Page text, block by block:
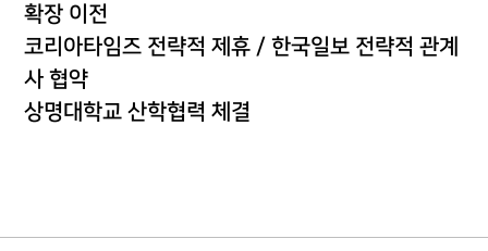
확장 이전
코리아타임즈 전략적 제휴 / 한국일보 전략적 관계
사 협약
상명대학교 산학협력 체결